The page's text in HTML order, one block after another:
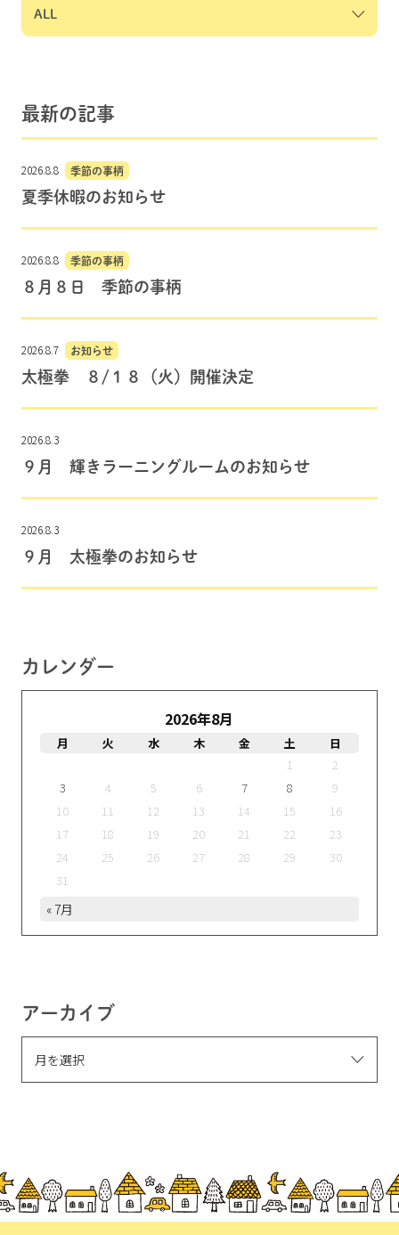
最新の記事
2026.8.8 季節の事柄
夏季休暇のお知らせ
2026.8.8 季節の事柄
８月８日 季節の事柄
2026.8.7 お知らせ
太極拳 ８/１８（火）開催決定
2026.8.3
９月 輝きラーニングルームのお知らせ
2026.8.3
９月 太極拳のお知らせ
カレンダー
2026年8月
月 火 水 木 金 土
日
1
2
3
4 5 6 7 8
9
10
11 12 13 14 15
16
17
18 19 20 21 22
23
24
25 26 27 28 29
30
31
« 7月
アーカイブ